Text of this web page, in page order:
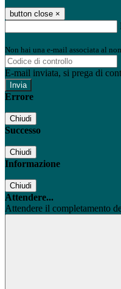
button close ×
Non hai una e-mail associata al
E-mail inviata, si prega di
Errore
Chiudi
Successo
Chiudi
Informazione
Chiudi
Attendere...
Attendere il completamento